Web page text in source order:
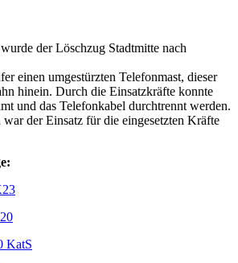
der Löschzug Stadtmitte nach
einen umgestürzten Telefonmast, dieser
hinein. Durch die Einsatzkräfte konnte
und das Telefonkabel durchtrennt werden.
der Einsatz für die eingesetzten Kräfte
KatS